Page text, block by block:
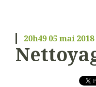
20h49 05mai 2018